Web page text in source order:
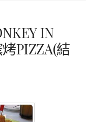
IN
PIZZA(結